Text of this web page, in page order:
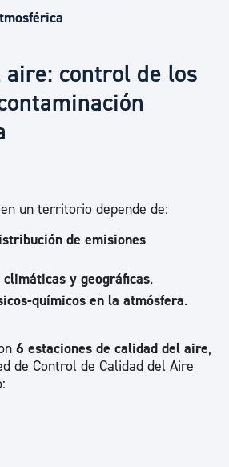
aire: control de los
un territorio depende de:
de emisiones
climáticas y geográficas.
químicos en la atmósfera.
6 estaciones de calidad del aire,
de Control de Calidad del Aire